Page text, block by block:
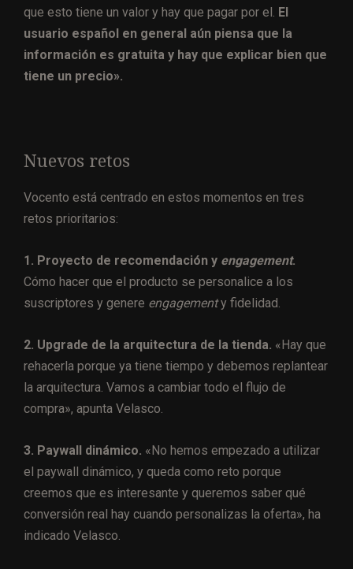
que esto tiene un valor y hay que pagar por el. El
usuario español en general aún piensa que la
información es gratuita y hay que explicar bien que
tiene un precio».
Nuevos retos
Vocento está centrado en estos momentos en tres
retos prioritarios:
1. Proyecto de recomendación y engagement.
Cómo hacer que el producto se personalice a los
suscriptores y genere engagementy fidelidad.
2. Upgrade de la arquitectura de la tienda. «Hay que
rehacerla porque ya tiene tiempo y debemos replantear
la arquitectura. Vamos a cambiar todo el flujo de
compra», apunta Velasco.
3. Paywall dinámico. «No hemos empezado a utilizar
el paywall dinámico, y queda como reto porque
creemos que es interesante y queremos saber qué
conversión real hay cuando personalizas la oferta», ha
indicado Velasco.